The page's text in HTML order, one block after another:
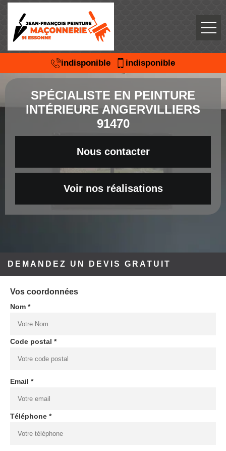
indisponible indisponible
SPÉCIALISTE EN PEINTURE
INTÉRIEURE ANGERVILLIERS
91470
Nous contacter
Voir nos réalisations
DEMANDEZ UN DEVIS GRATUIT
Vos coordonnées
Nom *
Code postal *
Email *
Téléphone *